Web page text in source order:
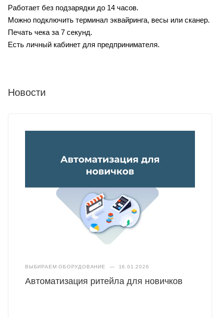
Работает без подзарядки до 14 часов.
Можно подключить терминал эквайринга, весы или сканер.
Печать чека за 7 секунд.
Есть личный кабинет для предпринимателя.
Новости
ВЫБИРАЕМ ОБОРУДОВАНИЕ — 16.01.2026
Автоматизация ритейла для новичков